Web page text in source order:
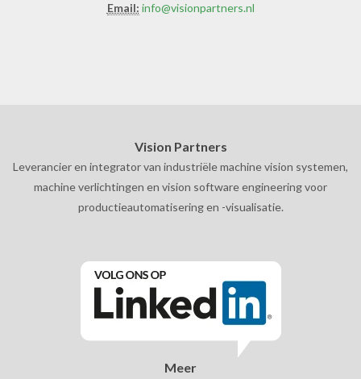
Email: info@visionpartners.nl
Vision Partners
Leverancier en integrator van industriële machine vision systemen,
machine verlichtingen en vision software engineering voor
productieautomatisering en -visualisatie.
Meer